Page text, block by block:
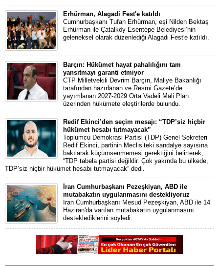
Erhürman, Alagadi Fest'e katıldı
Cumhurbaşkanı Tufan Erhürman, eşi Nilden Bektaş
Erhürman ile Çatalköy-Esentepe Belediyesi’nin
geleneksel olarak düzenlediği Alagadi Fest'e katıldı.
Barçın: Hükümet hayat pahalılığını tam
yansıtmayı garanti etmiyor
CTP Milletvekili Devrim Barçın, Maliye Bakanlığı
tarafından hazırlanan ve Resmi Gazete’de
yayımlanan 2027-2029 Orta Vadeli Mali Plan
üzerinden hükümete eleştirilerde bulundu.
Redif Ekinci’den seçim mesajı: “TDP’siz hiçbir
hükümet hesabı tutmayacak”
Toplumcu Demokrasi Partisi (TDP) Genel Sekreteri
Redif Ekinci, partinin Meclis’teki sandalye sayısına
bakılarak küçümsenmemesi gerektiğini belirterek,
“TDP tabela partisi değildir. Çok yakında bu ülkede,
TDP’siz hiçbir hükümet hesabı tutmayacak” dedi.
İran Cumhurbaşkanı Pezeşkiyan, ABD ile
mutabakatın uygulanmasını destekliyoruz
İran Cumhurbaşkanı Mesud Pezeşkiyan, ABD ile 14
Haziran'da varılan mutabakatın uygulanmasını
desteklediklerini söyledi.